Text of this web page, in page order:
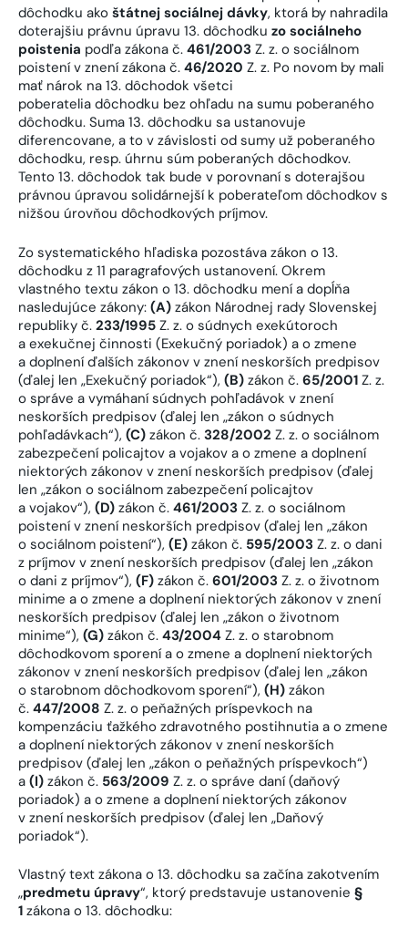
dôchodku ako štátnej sociálnej dávky, ktorá by nahradila
doterajšiu právnu úpravu 13. dôchodku zo sociálneho
poistenia podľa zákona č. 461/2003 Z. z. o sociálnom
poistení v znení zákona č. 46/2020 Z. z. Po novom by mali
mať nárok na 13. dôchodok všetci
poberatelia dôchodku bez ohľadu na sumu poberaného
dôchodku. Suma 13. dôchodku sa ustanovuje
diferencovane, a to v závislosti od sumy už poberaného
dôchodku, resp. úhrnu súm poberaných dôchodkov.
Tento 13. dôchodok tak bude v porovnaní s doterajšou
právnou úpravou solidárnejší k poberateľom dôchodkov s
nižšou úrovňou dôchodkových príjmov.
Zo systematického hľadiska pozostáva zákon o 13.
dôchodku z 11 paragrafových ustanovení. Okrem
vlastného textu zákon o 13. dôchodku mení a dopĺňa
nasledujúce zákony: (A) zákon Národnej rady Slovenskej
republiky č. 233/1995 Z. z. o súdnych exekútoroch
a exekučnej činnosti (Exekučný poriadok) a o zmene
a doplnení ďalších zákonov v znení neskorších predpisov
(ďalej len „Exekučný poriadok“), (B) zákon č. 65/2001 Z. z.
o správe a vymáhaní súdnych pohľadávok v znení
neskorších predpisov (ďalej len „zákon o súdnych
pohľadávkach“), (C) zákon č. 328/2002 Z. z. o sociálnom
zabezpečení policajtov a vojakov a o zmene a doplnení
niektorých zákonov v znení neskorších predpisov (ďalej
len „zákon o sociálnom zabezpečení policajtov
a vojakov“), (D) zákon č. 461/2003 Z. z. o sociálnom
poistení v znení neskorších predpisov (ďalej len „zákon
o sociálnom poistení“), (E) zákon č. 595/2003 Z. z. o dani
z príjmov v znení neskorších predpisov (ďalej len „zákon
o dani z príjmov“), (F) zákon č. 601/2003 Z. z. o životnom
minime a o zmene a doplnení niektorých zákonov v znení
neskorších predpisov (ďalej len „zákon o životnom
minime“), (G) zákon č. 43/2004 Z. z. o starobnom
dôchodkovom sporení a o zmene a doplnení niektorých
zákonov v znení neskorších predpisov (ďalej len „zákon
o starobnom dôchodkovom sporení“), (H) zákon
č. 447/2008 Z. z. o peňažných príspevkoch na
kompenzáciu ťažkého zdravotného postihnutia a o zmene
a doplnení niektorých zákonov v znení neskorších
predpisov (ďalej len „zákon o peňažných príspevkoch“)
a (I) zákon č. 563/2009 Z. z. o správe daní (daňový
poriadok) a o zmene a doplnení niektorých zákonov
v znení neskorších predpisov (ďalej len „Daňový
poriadok“).
Vlastný text zákona o 13. dôchodku sa začína zakotvením
„predmetu úpravy“, ktorý predstavuje ustanovenie §
1 zákona o 13. dôchodku: